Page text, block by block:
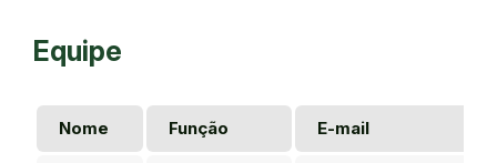
Equipe
Nome Função E-mail